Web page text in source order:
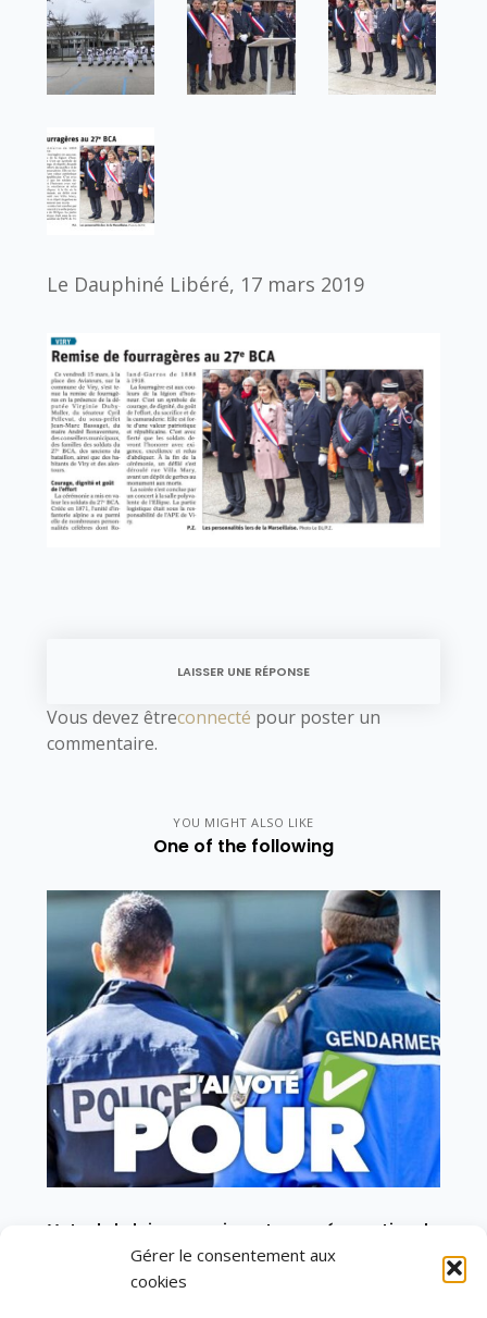
Gérer le consentement aux
cookies
Le Dauphiné Libéré, 17 mars 2019
LAISSER UNE RÉPONSE
Vous devez êtreconnecté pour poster un
commentaire.
YOU MIGHT ALSO LIKE
One of the following
Vote de la loi reconnaissant une présomption de
légitime défense pour les forces de l’ordre